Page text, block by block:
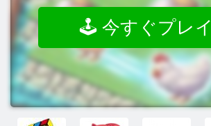
🕹️ 今すぐプレイ